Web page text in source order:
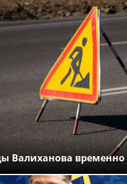
нашли в
это
Валиханова временно